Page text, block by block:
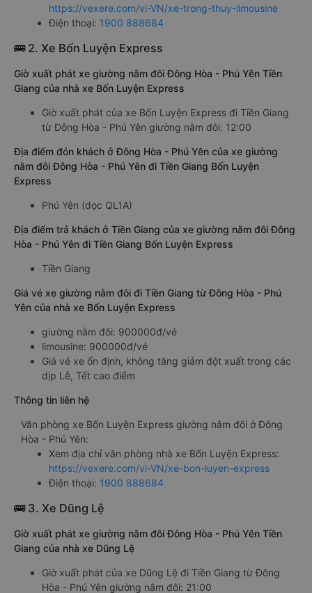
https://vexere.com/vi-VN/xe-trong-thuy-limousine
Điện thoại: 1900 888684
🚌 2. Xe Bốn Luyện Express
Giờ xuất phát xe giường nằm đôi Đông Hòa - Phú Yên Tiền
Giang của nhà xe Bốn Luyện Express
Giờ xuất phát của xe Bốn Luyện Express đi Tiền Giang
từ Đông Hòa - Phú Yên giường nằm đôi: 12:00
Địa điểm đón khách ở Đông Hòa - Phú Yên của xe giường
nằm đôi Đông Hòa - Phú Yên đi Tiền Giang Bốn Luyện
Express
Phú Yên (dọc QL1A)
Địa điểm trả khách ở Tiền Giang của xe giường nằm đôi Đông
Hòa - Phú Yên đi Tiền Giang Bốn Luyện Express
Tiền Giang
Giá vé xe giường nằm đôi đi Tiền Giang từ Đông Hòa - Phú
Yên của nhà xe Bốn Luyện Express
giường nằm đôi: 900000đ/vé
limousine: 900000đ/vé
Giá vé xe ổn định, không tăng giảm đột xuất trong các
dịp Lễ, Tết cao điểm
Thông tin liên hệ
Văn phòng xe Bốn Luyện Express giường nằm đôi ở Đông
Hòa - Phú Yên:
Xem địa chỉ văn phòng nhà xe Bốn Luyện Express:
https://vexere.com/vi-VN/xe-bon-luyen-express
Điện thoại: 1900 888684
🚌 3. Xe Dũng Lệ
Giờ xuất phát xe giường nằm đôi Đông Hòa - Phú Yên Tiền
Giang của nhà xe Dũng Lệ
Giờ xuất phát của xe Dũng Lệ đi Tiền Giang từ Đông
Hòa - Phú Yên giường nằm đôi: 21:00